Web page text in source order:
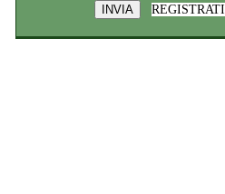
REGISTRATI